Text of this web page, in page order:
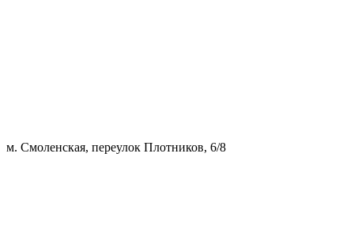
м. Смоленская, переулок Плотников, 6/8